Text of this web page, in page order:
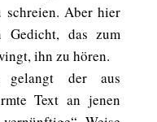
schreien. Aber hier
das zum
ihn zu hören.
der aus
Text an jenen